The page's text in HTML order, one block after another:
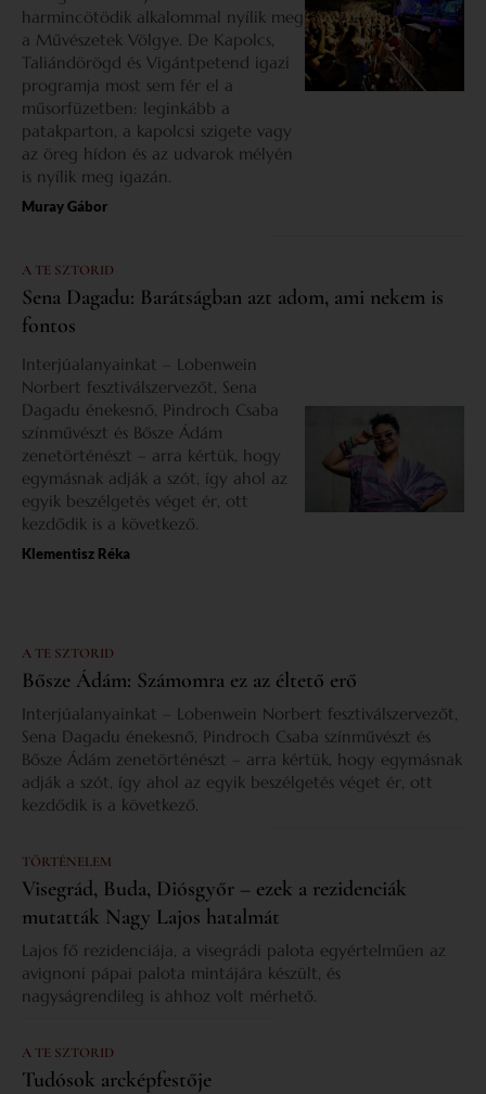
harmincötödik alkalommal nyílik meg
a Művészetek Völgye. De Kapolcs,
Taliándörögd és Vigántpetend igazi
programja most sem fér el a
műsorfüzetben: leginkább a
patakparton, a kapolcsi szigete vagy
az öreg hídon és az udvarok mélyén
is nyílik meg igazán.
Muray Gábor
A TE SZTORID
Sena Dagadu: Barátságban azt adom, ami nekem is
fontos
Interjúalanyainkat – Lobenwein
Norbert fesztiválszervezőt, Sena
Dagadu énekesnő, Pindroch Csaba
színművészt és Bősze Ádám
zenetörténészt – arra kértük, hogy
egymásnak adják a szót, így ahol az
egyik beszélgetés véget ér, ott
kezdődik is a következő.
Klementisz Réka
A TE SZTORID
Bősze Ádám: Számomra ez az éltető erő
Interjúalanyainkat – Lobenwein Norbert fesztiválszervezőt,
Sena Dagadu énekesnő, Pindroch Csaba színművészt és
Bősze Ádám zenetörténészt – arra kértük, hogy egymásnak
adják a szót, így ahol az egyik beszélgetés véget ér, ott
kezdődik is a következő.
TÖRTÉNELEM
Visegrád, Buda, Diósgyőr – ezek a rezidenciák
mutatták Nagy Lajos hatalmát
Lajos fő rezidenciája, a visegrádi palota egyértelműen az
avignoni pápai palota mintájára készült, és
nagyságrendileg is ahhoz volt mérhető.
A TE SZTORID
Tudósok arcképfestője